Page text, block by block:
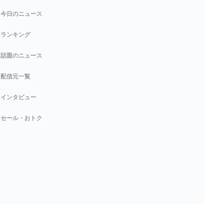
今日のニュース
ランキング
話題のニュース
配信元一覧
インタビュー
セール・おトク